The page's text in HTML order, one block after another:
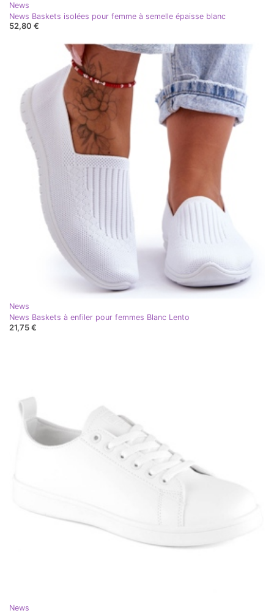
News
News Baskets isolées pour femme à semelle épaisse blanc
52,80 €
News
News Baskets à enfiler pour femmes Blanc Lento
21,75 €
News